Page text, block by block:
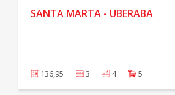
SANTA MARTA - UBERABA
136,95 3 4 5